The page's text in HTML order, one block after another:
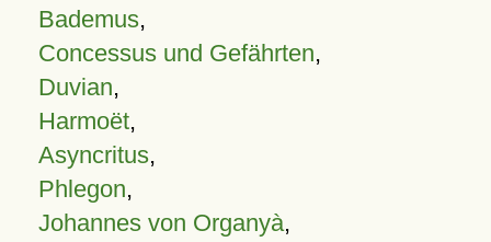
Bademus,
Concessus und Gefährten,
Duvian,
Harmoët,
Asyncritus,
Phlegon,
Johannes von Organyà,